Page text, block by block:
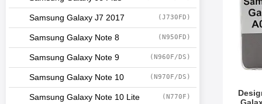
Samsung Galaxy J7 2017 (J730FD)
Samsung Galaxy Note 8 (N950FD)
Samsung Galaxy Note 9 (N960F/DS)
Samsung Galaxy Note 10 (N970F/DS)
Samsung Galaxy Note 10 Lite (N770F)